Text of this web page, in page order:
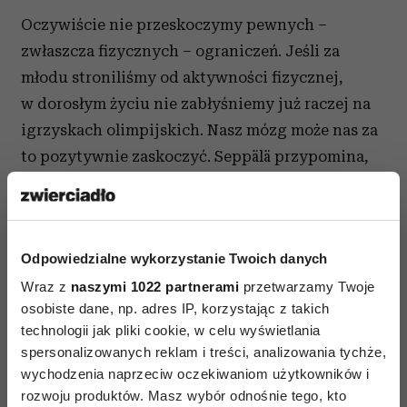
Odpowiedzialne wykorzystanie Twoich danych
Wraz z naszymi 1022 partnerami przetwarzamy Twoje
osobiste dane, np. adres IP, korzystając z takich
technologii jak pliki cookie, w celu wyświetlania
spersonalizowanych reklam i treści, analizowania tychże,
wychodzenia naprzeciw oczekiwaniom użytkowników i
rozwoju produktów. Masz wybór odnośnie tego, kto
Oczywiście nie przeskoczymy pewnych –
zwłaszcza fizycznych – ograniczeń. Jeśli za
młodu stroniliśmy od aktywności fizycznej,
w dorosłym życiu nie zabłyśniemy już raczej na
igrzyskach olimpijskich. Nasz mózg może nas za
to pozytywnie zaskoczyć. Seppälä przypomina,
pięćdziesięciu lat i zacząć grać na pianinie po
osiemdziesiątce. Da się nauczyć nowych rzeczy
w każdym wieku” – przekonuje psycholożka.
3. „Jestem porażką”